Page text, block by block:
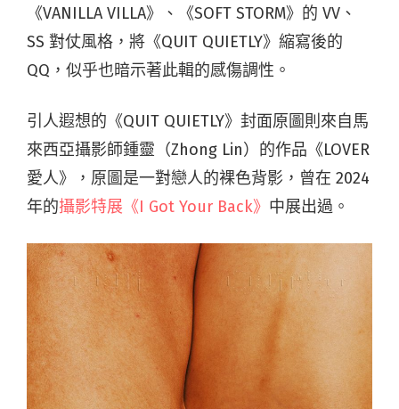
《VANILLA VILLA》、《SOFT STORM》的 VV、
SS 對仗風格，將《QUIT QUIETLY》縮寫後的
QQ，似乎也暗示著此輯的感傷調性。
引人遐想的《QUIT QUIETLY》 封面原圖則來自馬
來西亞攝影師鍾靈（Zhong Lin）的作品《LOVER
愛人》，原圖是一對戀人的裸色背影，曾在 2024
年的攝影特展《I Got Your Back》 中展出過。